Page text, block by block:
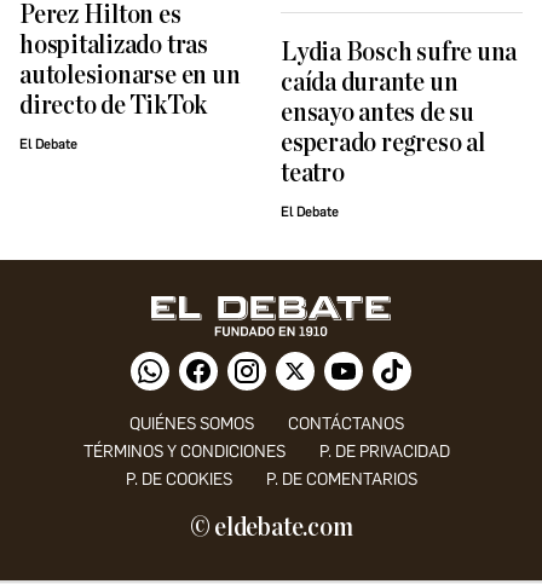
Perez Hilton es
hospitalizado tras
autolesionarse en un
directo de TikTok
El Debate
Lydia Bosch sufre una
caída durante un
ensayo antes de su
esperado regreso al
teatro
El Debate
QUIÉNES SOMOS
CONTÁCTANOS
TÉRMINOS Y CONDICIONES
P. DE PRIVACIDAD
P. DE COOKIES
P. DE COMENTARIOS
© eldebate.com